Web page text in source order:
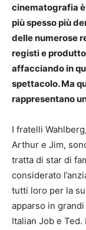
cinematografia è
più spesso più
delle numerose
registi e
affacciando in
spettacolo. Ma
rappresentano
I fratelli
Arthur e Jim,
tratta di star di
considerato
tutti loro per la
apparso in
Italian Job e